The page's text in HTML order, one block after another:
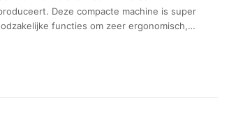
Deze compacte machine is super
functies om zeer ergonomisch,…